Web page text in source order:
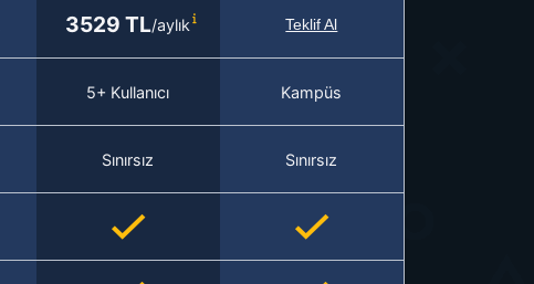
3529 TL/aylık Teklif Al
5+ Kullanıcı Kampüs
Sınırsız Sınırsız